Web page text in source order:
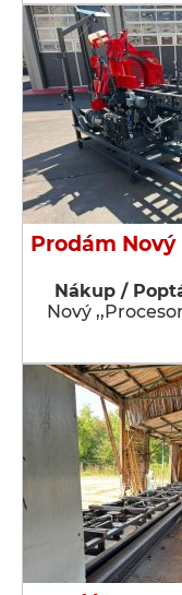
Prodám Nový
Nákup /
Nový